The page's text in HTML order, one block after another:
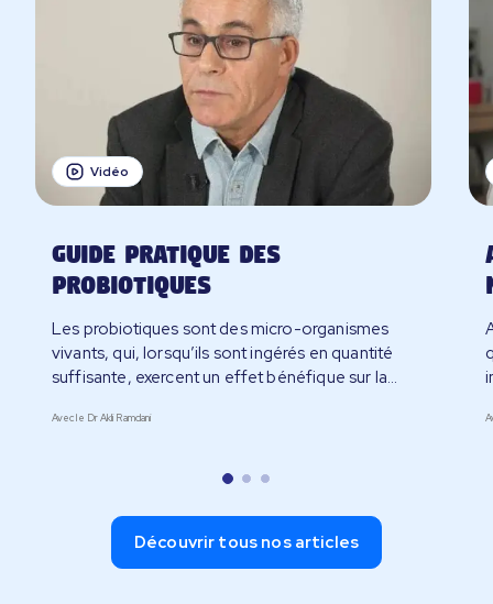
Les témoignages inspirants
Les microbiotes & moi
Je demande conseil
Je télécharge mon livret
Vidéo
Guide pratique des
probiotiques
Les probiotiques sont des micro-organismes
vivants, qui, lorsqu’ils sont ingérés en quantité
suffisante, exercent un effet bénéfique sur la
probiotiques, comment faire le bon choix ?
Avec le Dr Akli Ramdani
Découvrir tous nos articles